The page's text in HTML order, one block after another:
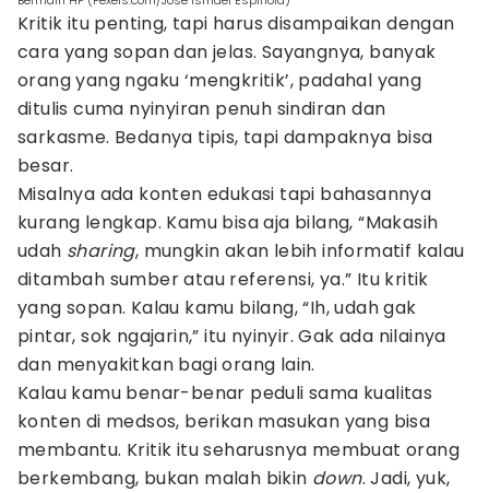
Kritik itu penting, tapi harus disampaikan dengan
cara yang sopan dan jelas. Sayangnya, banyak
orang yang ngaku ‘mengkritik’, padahal yang
ditulis cuma nyinyiran penuh sindiran dan
sarkasme. Bedanya tipis, tapi dampaknya bisa
besar.
Misalnya ada konten edukasi tapi bahasannya
kurang lengkap. Kamu bisa aja bilang, “Makasih
udah sharing, mungkin akan lebih informatif kalau
ditambah sumber atau referensi, ya.” Itu kritik
yang sopan. Kalau kamu bilang, “Ih, udah gak
pintar, sok ngajarin,” itu nyinyir. Gak ada nilainya
dan menyakitkan bagi orang lain.
Kalau kamu benar-benar peduli sama kualitas
konten di medsos, berikan masukan yang bisa
membantu. Kritik itu seharusnya membuat orang
berkembang, bukan malah bikin down. Jadi, yuk,